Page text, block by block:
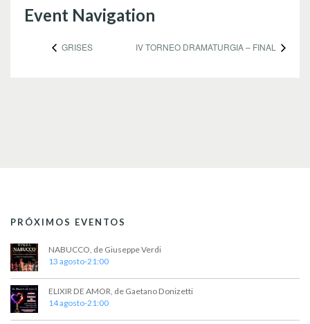
Event Navigation
GRISES IV TORNEO DRAMATURGIA – FINAL
PRÓXIMOS EVENTOS
NABUCCO, de Giuseppe Verdi
13 agosto-21:00
ELIXIR DE AMOR, de Gaetano Donizetti
14 agosto-21:00